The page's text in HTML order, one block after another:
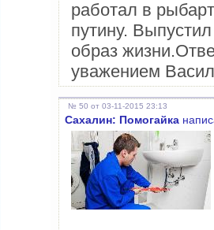
работал в
путину.
образ
уважением
№ 50 от 03-11-2015 23:13
Сахалин: Помогайка